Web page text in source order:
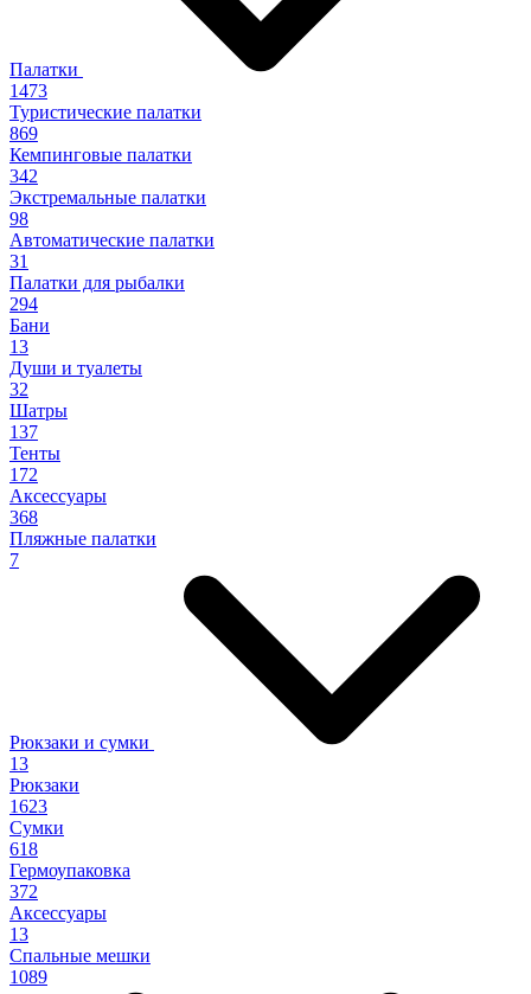
Палатки
1473
Туристические палатки
869
Кемпинговые палатки
342
Экстремальные палатки
98
Автоматические палатки
31
Палатки для рыбалки
294
Бани
13
Души и туалеты
32
Шатры
137
Тенты
172
Аксессуары
368
Пляжные палатки
7
Рюкзаки и сумки
13
Рюкзаки
1623
Сумки
618
Гермоупаковка
372
Аксессуары
13
Спальные мешки
1089